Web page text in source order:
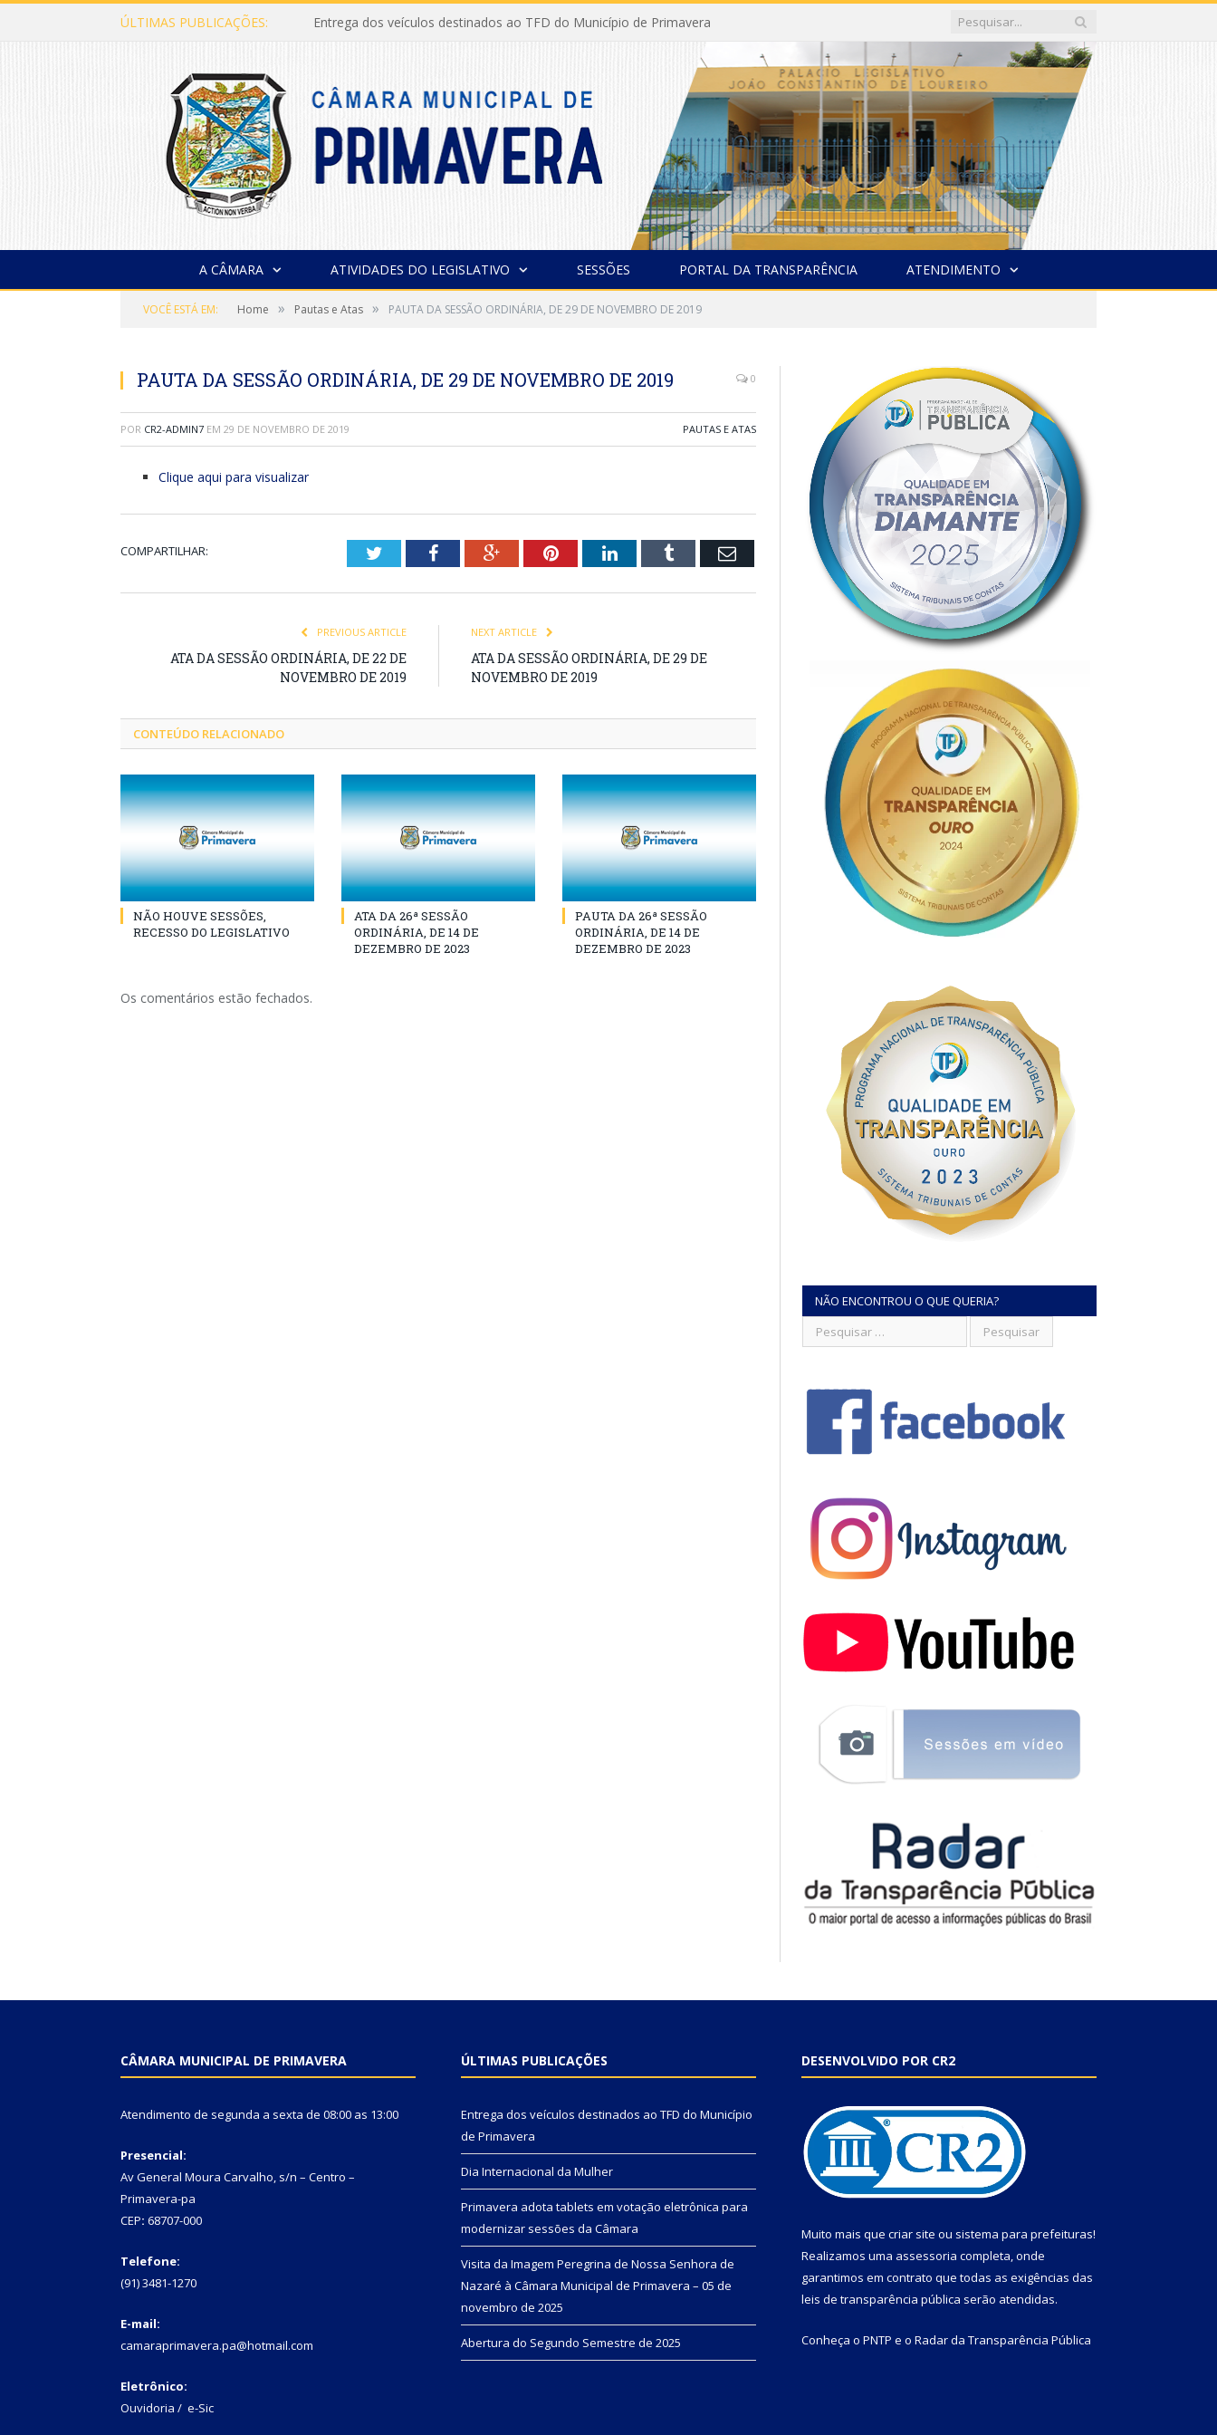
ÚLTIMAS PUBLICAÇÕES: Entrega dos veículos destinados ao TFD do Município de Primavera
A CÂMARA ATIVIDADES DO LEGISLATIVO SESSÕES PORTAL DA TRANSPARÊNCIA ATENDIMENTO
VOCÊ ESTÁ EM: Home » Pautas e Atas » PAUTA DA SESSÃO ORDINÁRIA, DE 29 DE NOVEMBRO DE 2019
PAUTA DA SESSÃO ORDINÁRIA, DE 29 DE NOVEMBRO DE 2019 0
POR CR2-ADMIN7 EM 29 DE NOVEMBRO DE 2019 PAUTAS E ATAS
Clique aqui para visualizar
COMPARTILHAR: TwitterFacebookGoogle+PinterestLinkedInTumblr Email
PREVIOUS ARTICLE
ATA DA SESSÃO ORDINÁRIA, DE 22 DE
NOVEMBRO DE 2019
NEXT ARTICLE
ATA DA SESSÃO ORDINÁRIA, DE 29 DE
NOVEMBRO DE 2019
CONTEÚDO RELACIONADO
NÃO HOUVE SESSÕES,
RECESSO DO LEGISLATIVO
ATA DA 26ª SESSÃO
ORDINÁRIA, DE 14 DE
DEZEMBRO DE 2023
PAUTA DA 26ª SESSÃO
ORDINÁRIA, DE 14 DE
DEZEMBRO DE 2023
Os comentários estão fechados.
NÃO ENCONTROU O QUE QUERIA?
CÂMARA MUNICIPAL DE PRIMAVERA
Atendimento de segunda a sexta de 08:00 as 13:00
Presencial:
Av General Moura Carvalho, s/n – Centro –
Primavera-pa
CEP: 68707-000
Telefone:
(91) 3481-1270
E-mail:
camaraprimavera.pa@hotmail.com
Eletrônico:
Ouvidoria / e-Sic
ÚLTIMAS PUBLICAÇÕES
Entrega dos veículos destinados ao TFD do Município
de Primavera
Dia Internacional da Mulher
Primavera adota tablets em votação eletrônica para
modernizar sessões da Câmara
Visita da Imagem Peregrina de Nossa Senhora de
Nazaré à Câmara Municipal de Primavera – 05 de
novembro de 2025
Abertura do Segundo Semestre de 2025
DESENVOLVIDO POR CR2
Muito mais que criar site ou sistema para prefeituras!
Realizamos uma assessoria completa, onde
garantimos em contrato que todas as exigências das
leis de transparência pública serão atendidas.
Conheça o PNTP e o Radar da Transparência Pública